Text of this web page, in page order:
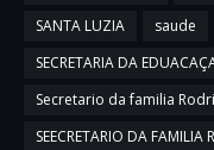
SANTA LUZIA
saude
SECRETARIA DA
Secretario da familia
SEECRETARIO DA FAMILIA